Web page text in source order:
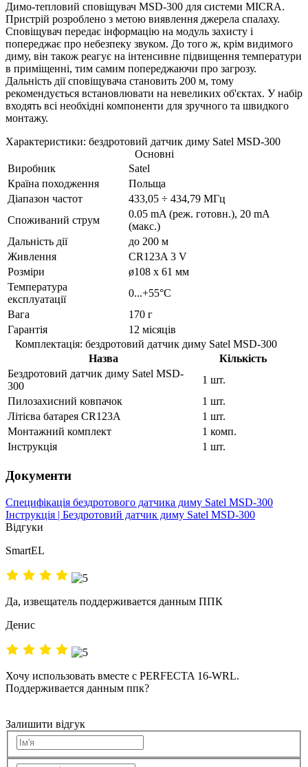
Димо-тепловий сповіщувач MSD-300 для системи MICRA.
Пристрій розроблено з метою виявлення джерела спалаху.
Сповіщувач передає інформацію на модуль захисту і
попереджає про небезпеку звуком. До того ж, крім видимого
диму, він також реагує на інтенсивне підвищення температури
в приміщенні, тим самим попереджаючи про загрозу.
Дальність дії сповіщувача становить 200 м, тому
рекомендується встановлювати на невеликих об'єктах. У набір
входять всі необхідні компоненти для зручного та швидкого
монтажу.
Характеристики: бездротовий датчик диму Satel MSD-300
Основні
Виробник
Satel
Країна походження
Польща
Діапазон частот
433,05 ÷ 434,79 МГц
Споживаний струм
0.05 mA (реж. готовн.), 20 mA
(макс.)
Дальність дії
до 200 м
Живлення
CR123A 3 V
Розміри
ø108 x 61 мм
Температура
експлуатації
0...+55°C
Вага
170 г
Гарантія
12 місяців
Комплектація: бездротовий датчик диму Satel MSD-300
Назва
Кількість
Бездротовий датчик диму Satel MSD-
300
1 шт.
Пилозахисний ковпачок
1 шт.
Літієва батарея CR123A
1 шт.
Монтажний комплект
1 комп.
Інструкція
1 шт.
Документи
Специфікація бездротового датчика диму Satel MSD-300
Інструкція | Бездротовий датчик диму Satel MSD-300
Відгуки
SmartEL
Да, извещатель поддерживается данным ППК
Денис
Хочу использовать вместе с PERFECTA 16-WRL.
Поддерживается данным ппк?
Залишити відгук